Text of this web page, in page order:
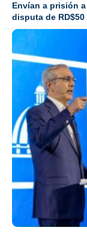
Envían a prisión
disputa de